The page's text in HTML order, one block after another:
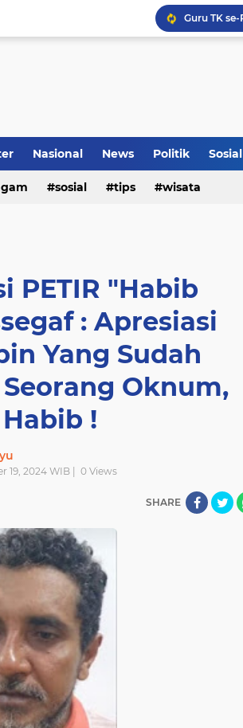
Nasional News Politik Sosial
sosial tips wisata
PETIR "Habib
: Apresiasi
Yang Sudah
Oknum,
!
19, 2024 WIB | 0 Views
SHARE